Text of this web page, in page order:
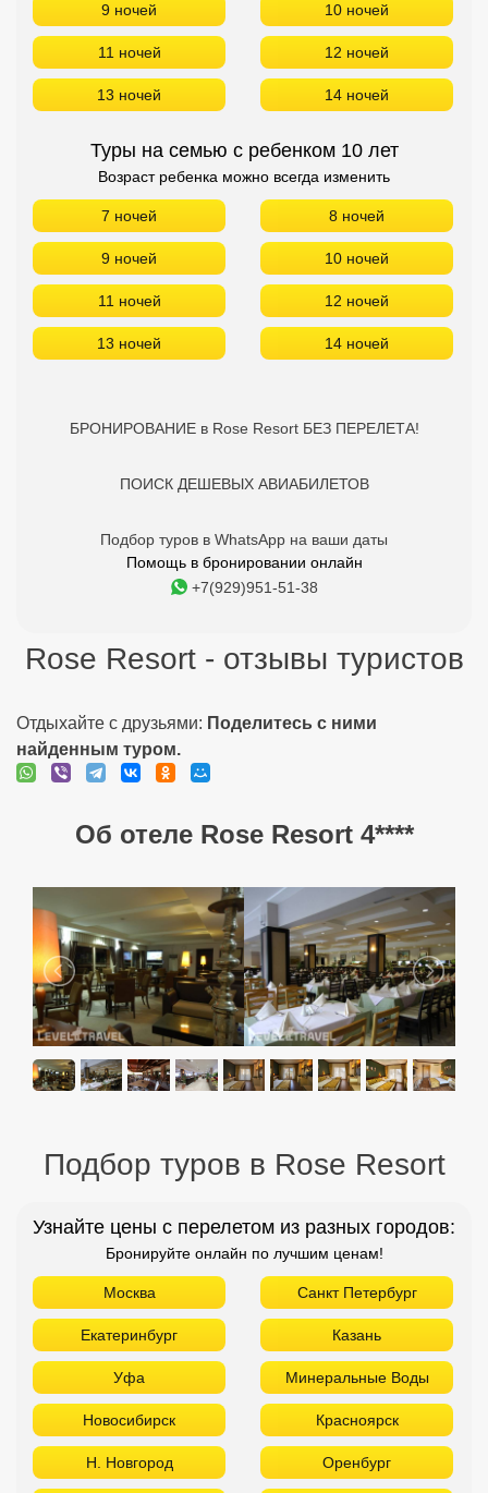
9 ночей 10 ночей
11 ночей 12 ночей
13 ночей 14 ночей
Туры на семью с ребенком 10 лет
Возраст ребенка можно всегда изменить
7 ночей 8 ночей
9 ночей 10 ночей
11 ночей 12 ночей
13 ночей 14 ночей
БРОНИРОВАНИЕ в Rose Resort БЕЗ ПЕРЕЛЕТА!
ПОИСК ДЕШЕВЫХ АВИАБИЛЕТОВ
Подбор туров в WhatsApp на ваши даты
Помощь в бронировании онлайн
+7(929)951-51-38
Rose Resort - отзывы туристов
Отдыхайте с друзьями: Поделитесь с ними
найденным туром.
Об отеле Rose Resort 4****
Подбор туров в Rose Resort
Узнайте цены с перелетом из разных городов:
Бронируйте онлайн по лучшим ценам!
Москва Санкт Петербург
Екатеринбург Казань
Уфа Минеральные Воды
Новосибирск Красноярск
Н. Новгород Оренбург
Сетевые отели Турции
Сетевые отели Египта
Сетевые отели Таиланда
Сетевые отели Шри Ланки
Сетевые отели Вьетнама
Сетевые отели Бали